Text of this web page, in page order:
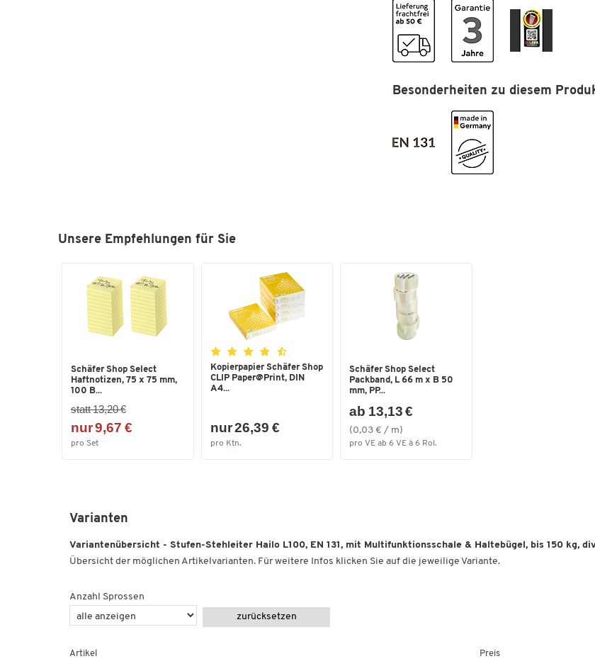
Belastbar mit bis zu 150 kg
Material: jeweils Aluminium und Stahl
In verschiedenen Varianten der
verfügbar
Traglast max.[kg]
Tritttiefe [mm] 130
Besonderheiten zu diesem
Unsere Empfehlungen für Sie
Schäfer Shop Select
Haftnotizen, 75 x 75 mm,
100 B...
statt 13,20 €
nur 9,67 €
pro Set
Kopierpapier Schäfer Shop
CLIP Paper@Print, DIN
A4...
nur 26,39 €
pro Ktn.
Schäfer Shop Select
Packband, L 66 m x B 50
mm, PP...
ab 13,13 €
(0,03 € / m)
pro VE ab 6 VE à 6 Rol.
Varianten
Variantenübersicht - Stufen-Stehleiter Hailo L100, EN 131, mit Multifunktionsschale & Haltebügel, bis 150 kg,
Übersicht der möglichen Artikelvarianten. Für weitere Infos klicken Sie auf die jeweilige Variante.
Anzahl Sprossen
zurücksetzen
Artikel Preis